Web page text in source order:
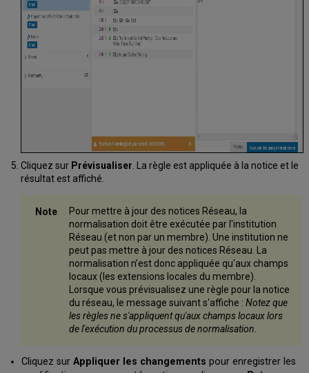
Cliquez sur Prévisualiser . La règle est appliquée à la notice et le
résultat est affiché.
Pour mettre à jour des notices Réseau, la
normalisation doit être exécutée par l'institution
Réseau (et non par un membre). Une institution ne
peut pas mettre à jour des notices Réseau. La
normalisation n’est donc appliquée qu'aux champs
locaux (les extensions locales du membre).
Lorsque vous prévisualisez une règle pour la notice
du réseau, le message suivant s'affiche : Notez que
les règles ne s'appliquent qu'aux champs locaux lors
de l'exécution du processus de normalisation.
Cliquez sur Appliquer les changements pour enregistrer les